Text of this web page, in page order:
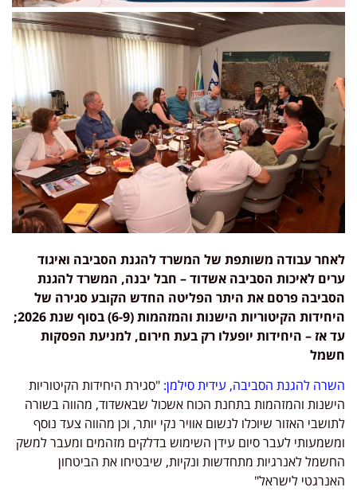
לאחר עבודה משותפת של המשרד להגנת הסביבה ואיגוד
ערים לאיכות הסביבה אשדוד – חבל יבנה, המשרד להגנת
הסביבה פרסם את היתר הפליטה החדש הקובע סגירה של
היחידות הקיטוריות הישנות והמזהמות (6-9) בסוף שנת 2026;
עד אז – היחידות יופעלו רק בעת חירום, למניעת הפסקות
חשמל
השרה להגנת הסביבה, עידית סילמן: "סגירת היחידות הקיטוריות
הישנות והמזהמות בתחנת הכוח אשכול שבאשדוד, מהווה בשורה
לתושבי האזור שיוכלו לנשום אוויר נקי יותר, וכן מהווה צעד נוסף
ומשמעותי לעבר סיום עידן השימוש בדלקים מזהמים ומעבר למשק
החשמל לאנרגיות מתחדשות ונקיות, שיבטיחו את הביטחון
האנרגטי לישראל"